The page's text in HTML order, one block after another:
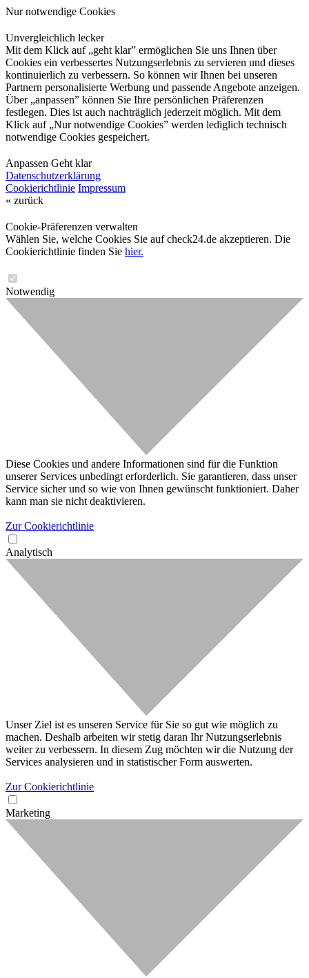
Nur notwendige Cookies
Unvergleichlich lecker
Mit dem Klick auf „geht klar” ermöglichen Sie uns Ihnen über
Cookies ein verbessertes Nutzungserlebnis zu servieren und dieses
kontinuierlich zu verbessern. So können wir Ihnen bei unseren
Partnern personalisierte Werbung und passende Angebote anzeigen.
Über „anpassen” können Sie Ihre persönlichen Präferenzen
festlegen. Dies ist auch nachträglich jederzeit möglich. Mit dem
Klick auf „Nur notwendige Cookies” werden lediglich technisch
notwendige Cookies gespeichert.
Anpassen Geht klar
Datenschutzerklärung
Cookierichtlinie Impressum
« zurück
Cookie-Präferenzen verwalten
Wählen Sie, welche Cookies Sie auf check24.de akzeptieren. Die
Cookierichtlinie finden Sie hier.
Notwendig
Diese Cookies und andere Informationen sind für die Funktion
unserer Services unbedingt erforderlich. Sie garantieren, dass unser
Service sicher und so wie von Ihnen gewünscht funktioniert. Daher
kann man sie nicht deaktivieren.
Zur Cookierichtlinie
Analytisch
Unser Ziel ist es unseren Service für Sie so gut wie möglich zu
machen. Deshalb arbeiten wir stetig daran Ihr Nutzungserlebnis
weiter zu verbessern. In diesem Zug möchten wir die Nutzung der
Services analysieren und in statistischer Form auswerten.
Zur Cookierichtlinie
Marketing